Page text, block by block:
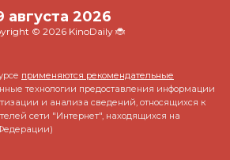
августа 2026
© 2026 KinoDaily 🐞
применяются рекомендательные
технологии предоставления информации
и анализа сведений, относящихся к
сети "Интернет", находящихся на